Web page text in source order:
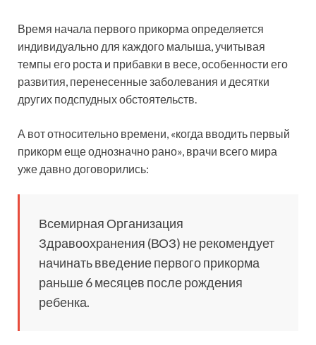
Время начала первого прикорма определяется
индивидуально для каждого малыша, учитывая
темпы его роста и прибавки в весе, особенности его
развития, перенесенные заболевания и десятки
других подспудных обстоятельств.
А вот относительно времени, «когда вводить первый
прикорм еще однозначно рано», врачи всего мира
уже давно договорились:
Всемирная Организация
Здравоохранения (ВОЗ) не рекомендует
начинать введение первого прикорма
раньше 6 месяцев после рождения
ребенка.